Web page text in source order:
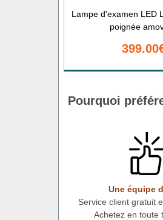
Lampe d'examen LED
poignée
Pourquoi
Une équipe
Service client gratuit
Achetez en toute